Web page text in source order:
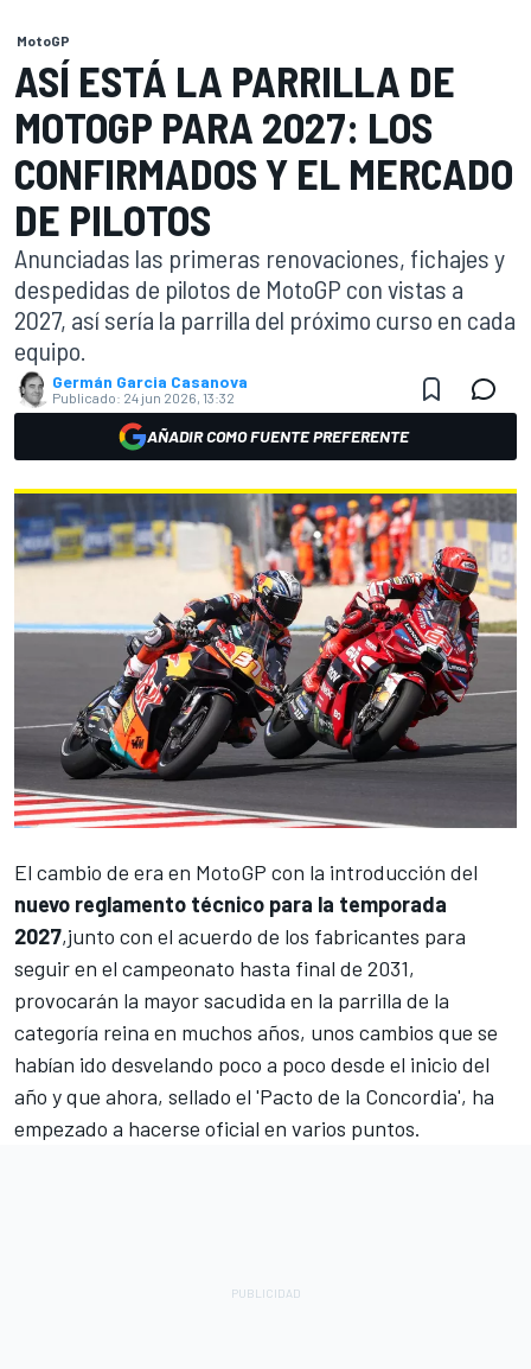
MotoGP
ASÍ ESTÁ LA PARRILLA DE
MOTOGP PARA 2027: LOS
CONFIRMADOS Y EL MERCADO
DE PILOTOS
Anunciadas las primeras renovaciones, fichajes y
despedidas de pilotos de MotoGP con vistas a
2027, así sería la parrilla del próximo curso en cada
equipo.
Germán Garcia Casanova
Publicado: 24 jun 2026, 13:32
AÑADIR COMO FUENTE PREFERENTE
El cambio de era en MotoGP con la introducción del
nuevo reglamento técnico para la temporada
2027,junto con el acuerdo de los fabricantes para
seguir en el campeonato hasta final de 2031,
provocarán la mayor sacudida en la parrilla de la
categoría reina en muchos años, unos cambios que se
habían ido desvelando poco a poco desde el inicio del
año y que ahora, sellado el 'Pacto de la Concordia', ha
empezado a hacerse oficial en varios puntos.